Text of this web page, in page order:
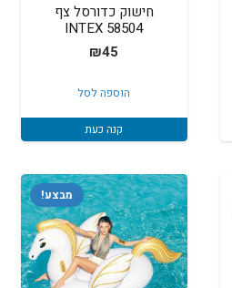
חישוק כדורסל צף
58504 INTEX
₪45
הוספה לסל
קנה כעת
מבצע!